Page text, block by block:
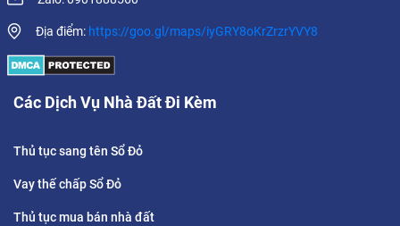
Địa điểm: https://goo.gl/maps/iyGRY8oKrZrzrYVY8
Các Dịch Vụ Nhà Đất Đi Kèm
Thủ tục sang tên Sổ Đỏ
Vay thế chấp Sổ Đỏ
Thủ tục mua bán nhà đất